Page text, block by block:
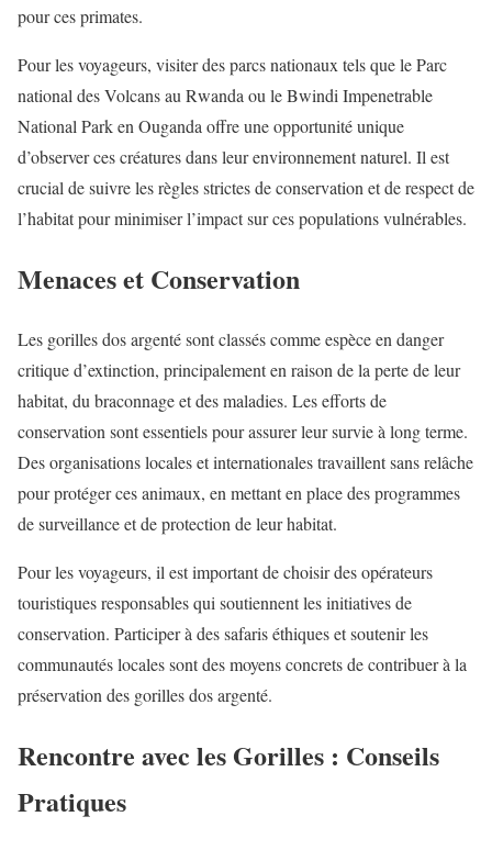
pour ces primates.
Pour les voyageurs, visiter des parcs nationaux tels que le Parc
national des Volcans au Rwanda ou le Bwindi Impenetrable
National Park en Ouganda offre une opportunité unique
d’observer ces créatures dans leur environnement naturel. Il est
crucial de suivre les règles strictes de conservation et de respect de
l’habitat pour minimiser l’impact sur ces populations vulnérables.
Menaces et Conservation
Les gorilles dos argenté sont classés comme espèce en danger
critique d’extinction, principalement en raison de la perte de leur
habitat, du braconnage et des maladies. Les efforts de
conservation sont essentiels pour assurer leur survie à long terme.
Des organisations locales et internationales travaillent sans relâche
pour protéger ces animaux, en mettant en place des programmes
de surveillance et de protection de leur habitat.
Pour les voyageurs, il est important de choisir des opérateurs
touristiques responsables qui soutiennent les initiatives de
conservation. Participer à des safaris éthiques et soutenir les
communautés locales sont des moyens concrets de contribuer à la
préservation des gorilles dos argenté.
Rencontre avec les Gorilles : Conseils
Pratiques